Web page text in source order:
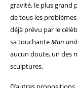
gravité, le plus grand
de tous les
déjà prévu par le
sa touchanteMan
aucun doute, un des
sculptures.